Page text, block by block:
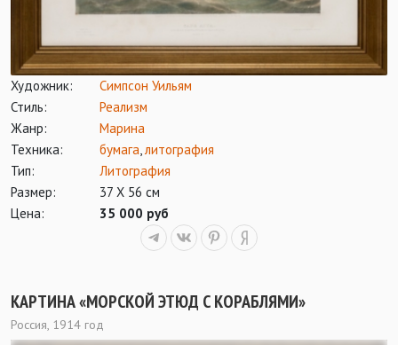
Художник:
Симпсон Уильям
Стиль:
Реализм
Жанр:
Марина
Техника:
бумага,литография
Тип:
Литография
Размер:
37 Х 56 см
Цена:
35 000 руб
КАРТИНА «МОРСКОЙ ЭТЮД С КОРАБЛЯМИ»
Россия, 1914 год